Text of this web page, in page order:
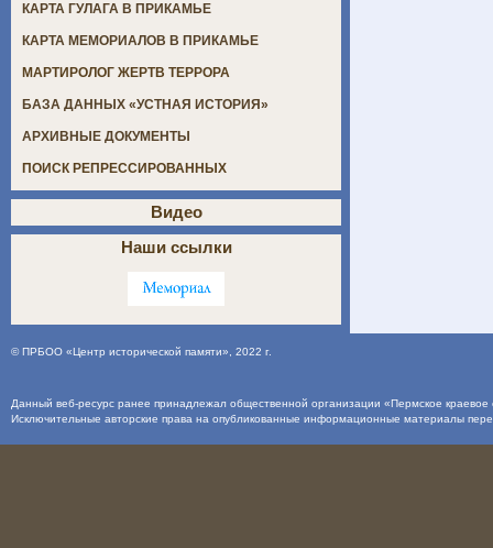
КАРТА ГУЛАГА В ПРИКАМЬЕ
КАРТА МЕМОРИАЛОВ В ПРИКАМЬЕ
МАРТИРОЛОГ ЖЕРТВ ТЕРРОРА
БАЗА ДАННЫХ «УСТНАЯ ИСТОРИЯ»
АРХИВНЫЕ ДОКУМЕНТЫ
ПОИСК РЕПРЕССИРОВАННЫХ
Видео
Наши ссылки
©ПРБОО «Центр исторической памяти», 2022 г.
Данный веб-ресурс ранее принадлежал общественной организации «Пермское
Исключительные авторские права на опубликованные информационные материалы